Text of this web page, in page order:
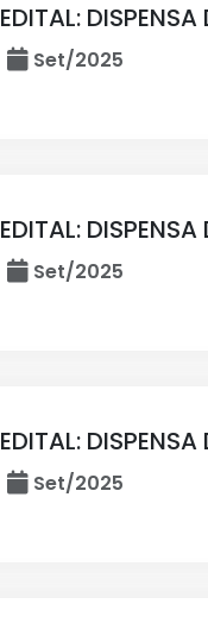
EDITAL:
Set/2025
EDITAL:
Set/2025
EDITAL:
Set/2025